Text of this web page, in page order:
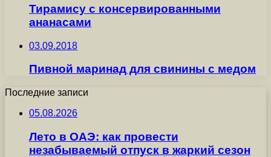
Тирамису с консервированными
ананасами
03.09.2018
Пивной маринад для свинины с медом
Последние записи
05.08.2026
Лето в ОАЭ: как провести
незабываемый отпуск в жаркий сезон